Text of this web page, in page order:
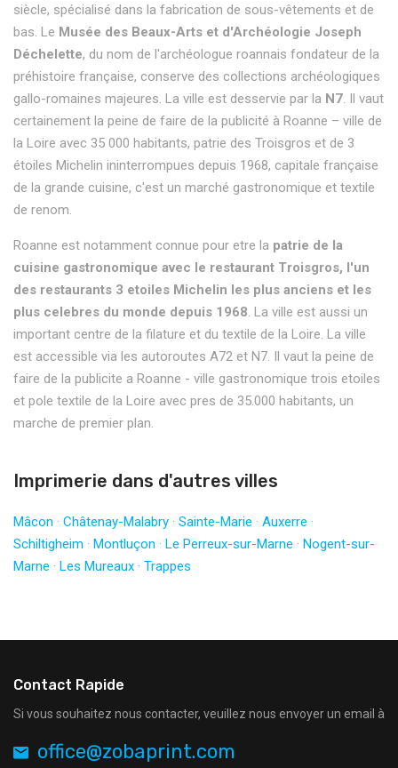
siècle, spécialisé dans la fabrication de sous-vêtements et de
bas. Le Musée des Beaux-Arts et d'Archéologie Joseph
Déchelette, du nom de l'archéologue roannais fondateur de la
préhistoire française, conserve des collections archéologiques
gallo-romaines majeures. La ville est desservie par la N7. Il vaut
certainement la peine de faire de la publicité à Roanne – ville de
la Loire avec 35 000 habitants, patrie des Troisgros et de 3
étoiles Michelin ininterrompues depuis 1968, capitale française
de la grande cuisine, c'est un marché gastronomique et textile
de renom.
Roanne est notamment connue pour etre la patrie de la
cuisine gastronomique avec le restaurant Troisgros, l'un
des restaurants 3 etoiles Michelin les plus anciens et les
plus celebres du monde depuis 1968. La ville est aussi un
important centre de la filature et du textile de la Loire. La ville
est accessible via les autoroutes A72 et N7. Il vaut la peine de
faire de la publicite a Roanne - ville gastronomique trois etoiles
et pole textile de la Loire avec pres de 35.000 habitants, un
marche de premier plan.
Imprimerie dans d'autres villes
Mâcon · Châtenay-Malabry · Sainte-Marie · Auxerre ·
Schiltigheim · Montluçon · Le Perreux-sur-Marne · Nogent-sur-
Marne · Les Mureaux · Trappes
Contact Rapide
Si vous souhaitez nous contacter, veuillez nous envoyer un email à
office@zobaprint.com